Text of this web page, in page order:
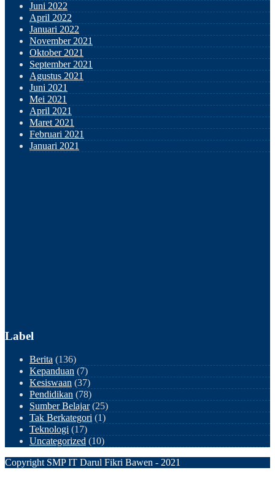
Juni 2022
April 2022
Januari 2022
November 2021
Oktober 2021
September 2021
Agustus 2021
Juni 2021
Mei 2021
April 2021
Maret 2021
Februari 2021
Januari 2021
Label
Berita (136)
Kepanduan (7)
Kesiswaan (37)
Pendidikan (78)
Sumber Belajar(25)
Tak Berkategori (1)
Teknologi (17)
Uncategorized (10)
Copyright SMP IT Darul Fikri Bawen - 2021